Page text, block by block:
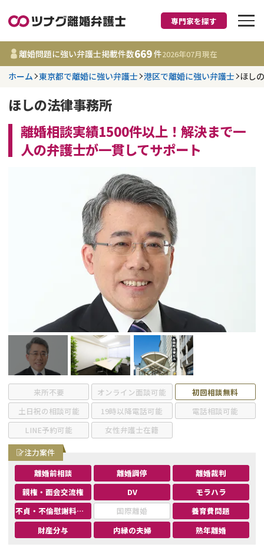
離婚に強い弁護士
都道府県を選択
更新日 : 2026年07月31日
離婚前相談
離婚裁判
DV
不貞・不倫慰謝料請求
養育費問題
内縁の夫婦
費用相場
コラム
財産分与
養育費
離婚裁判
慰謝料
国際離婚
DV
離婚の相談先
離婚したくない
その他の男女問題
専門家を探す
離婚問題に強い弁護士掲載件数669件2026年07月現在
ホーム 東京都で離婚に強い弁護士 港区で離婚に強い弁護士 ほし
ほしの法律事務所
離婚相談実績1500件以上！解決まで一
人の弁護士が一貫してサポート
来所不要 オンライン面談可能
初回相談無料
土日祝の相談可能
19時以降電話可能
電話相談可能
LINE予約可能
女性弁護士在籍
注力案件
離婚前相談
離婚調停
離婚裁判
親権・面会交流権
DV
モラハラ
不貞・不倫慰謝料請求
国際離婚
養育費問題
財産分与
内縁の夫婦 熟年離婚